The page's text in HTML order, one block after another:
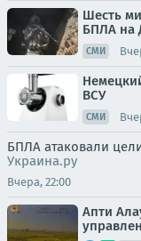
Шесть
БПЛА на
СМИ
ВСУ
СМИ
БПЛА атаковали
Украина.ру
Вчера, 22:00
Апти